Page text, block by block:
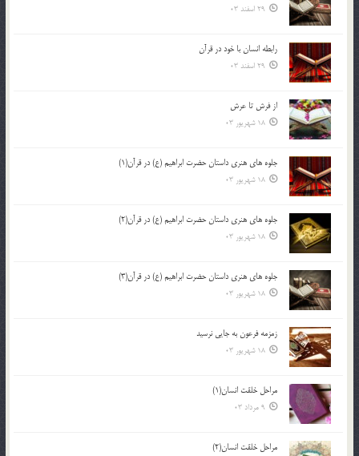
29 اسفند 03
رابطه انسان با خود در قرآن
29 اسفند 03
از فرش تا عرش
18 شهریور 03
جلوه هاي هنري داستان حضرت ابراهيم (ع) در قرآن(1)
18 شهریور 03
جلوه هاي هنري داستان حضرت ابراهيم (ع) در قرآن(2)
18 شهریور 03
جلوه هاي هنري داستان حضرت ابراهيم (ع) در قرآن(3)
18 شهریور 03
زمزمه فرعون به جايي نرسيد
18 شهریور 03
مراحل خلقت انسان(1)
9 مرداد 03
مراحل خلقت انسان(2)